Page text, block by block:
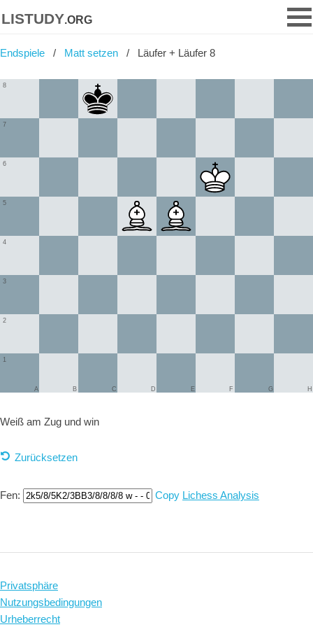
listudy.org
Endspiele Matt setzen Läufer + Läufer 8
1
2
3
4
5
6
7
8
A B C D E F G H
Weiß am Zug und win
Zurücksetzen
Fen: Copy Lichess Analysis
Privatsphäre
Nutzungsbedingungen
Urheberrecht